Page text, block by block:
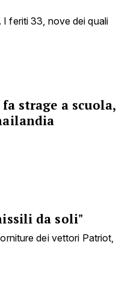
feriti 33, nove dei quali
strage a scuola,
da soli"
dei vettori Patriot,